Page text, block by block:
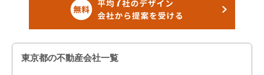
東京都の不動産会社一覧